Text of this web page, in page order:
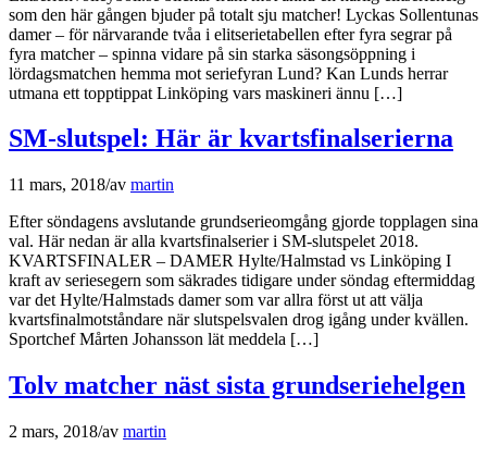
som den här gången bjuder på totalt sju matcher! Lyckas Sollentunas
damer – för närvarande tvåa i elitserietabellen efter fyra segrar på
fyra matcher – spinna vidare på sin starka säsongsöppning i
lördagsmatchen hemma mot seriefyran Lund? Kan Lunds herrar
utmana ett topptippat Linköping vars maskineri ännu […]
SM-slutspel: Här är kvartsfinalserierna
11 mars, 2018/av martin
Efter söndagens avslutande grundserieomgång gjorde topplagen sina
val. Här nedan är alla kvartsfinalserier i SM-slutspelet 2018.
KVARTSFINALER – DAMER Hylte/Halmstad vs Linköping I
kraft av seriesegern som säkrades tidigare under söndag eftermiddag
var det Hylte/Halmstads damer som var allra först ut att välja
kvartsfinalmotståndare när slutspelsvalen drog igång under kvällen.
Sportchef Mårten Johansson lät meddela […]
Tolv matcher näst sista grundseriehelgen
2 mars, 2018/av martin